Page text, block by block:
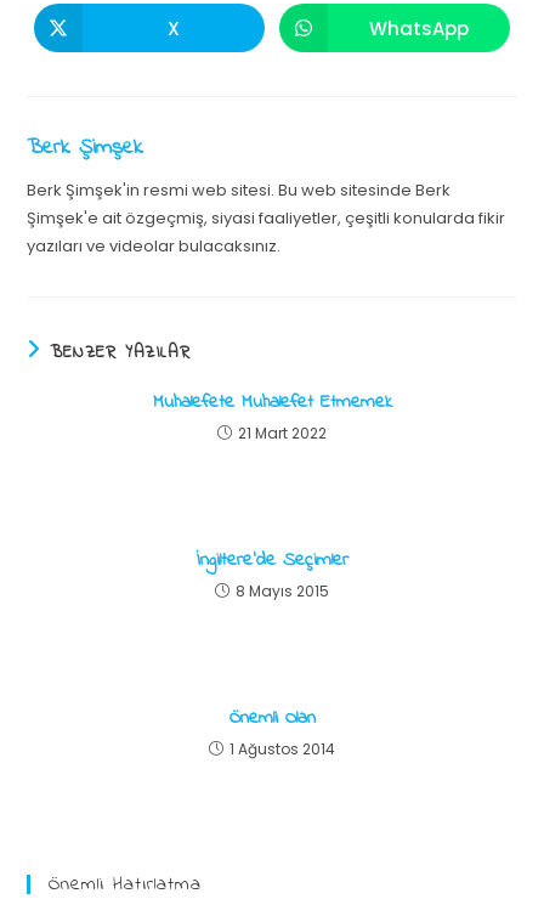
X
WhatsApp
Berk Şimşek
Berk Şimşek'in resmi web sitesi. Bu web sitesinde Berk
Şimşek'e ait özgeçmiş, siyasi faaliyetler, çeşitli konularda fikir
yazıları ve videolar bulacaksınız.
BENZER YAZILAR
Muhalefete Muhalefet Etmemek
21 Mart 2022
İngiltere’de Seçimler
8 Mayıs 2015
Önemli Olan
1 Ağustos 2014
Önemli Hatırlatma